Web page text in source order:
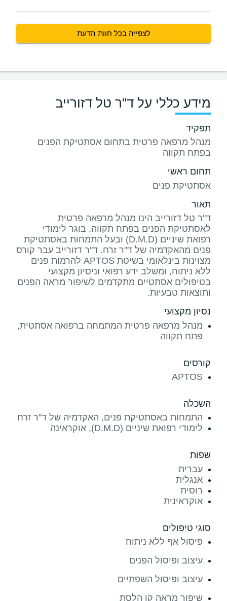
לצפייה בכל חוות הדעת
מידע כללי על ד"ר טל דזורייב
תפקיד
מנהל מרפאה פרטית בתחום אסתטיקת הפנים
בפתח תקווה
תחום ראשי
אסתטיקת פנים
תאור
ד"ר טל דזורייב הינו מנהל מרפאה פרטית
לאסתטיקת הפנים בפתח תקווה, בוגר לימודי
רפואת שיניים (D.M.D) ובעל התמחות באסתטיקת
פנים מהאקדמיה של ד"ר זרח. ד"ר דזורייב עבר קורס
מצוינות בינלאומי בשיטת APTOS להרמות פנים
ללא ניתוח, ומשלב ידע רפואי וניסיון מקצועי
בטיפולים אסתטיים מתקדמים לשיפור מראה הפנים
ותוצאות טבעיות.
נסיון מקצועי
מנהל מרפאה פרטית המתמחה ברפואה אסתטית,
פתח תקווה
קורסים
APTOS
השכלה
התמחות באסתטיקת פנים, האקדמיה של ד"ר זרח
לימודי רפואת שיניים (D.M.D), אוקראינה
שפות
עברית
אנגלית
רוסית
אוקראינית
סוגי טיפולים
פיסול אף ללא ניתוח
עיצוב ופיסול הפנים
עיצוב ופיסול השפתיים
שיפור מראה קו הלסת